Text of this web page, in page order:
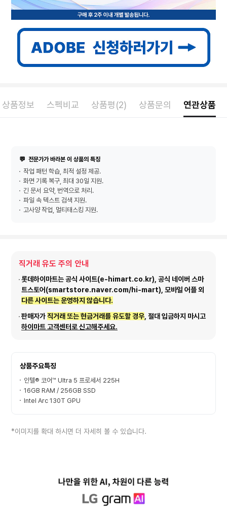
상품정보 스펙비교 상품평(2) 상품문의 연관상품
💬 전문가가 바라본 이 상품의 특징
작업 패턴 학습, 최적 설정 제공.
화면 기록 복구, 최대 30일 지원.
긴 문서 요약, 번역으로 처리.
파일 속 텍스트 검색 지원.
고사양 작업, 멀티태스킹 지원.
직거래 유도 주의 안내
롯데하이마트는 공식 사이트(e-himart.co.kr), 공식 네이버 스마
트스토어(smartstore.naver.com/hi-mart), 모바일 어플 외
다른 사이트는 운영하지 않습니다.
판매자가직거래 또는 현금거래를 유도할 경우 , 절대 입금하지 마시고
하이마트 고객센터로 신고해주세요.
상품주요특징
인텔® 코어™ Ultra 5 프로세서 225H
16GB RAM / 256GB SSD
Intel Arc 130T GPU
*이미지를 확대 하시면 더 자세히 볼 수 있습니다.